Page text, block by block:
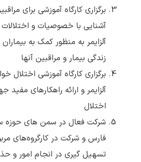
برگزاری کارگاه آموزشی برای
آشنایی با خصوصیات و اختلالات
آلزایمر به منظور کمک به
زندگی بیمار و مراقبین آنها
برگزاری کارگاه آموزشی اختلال
آلزایمر و ارائه راهکارهای
اختلال
شرکت فعال در سمن های حوزه
فارس و شرکت در کارگروه‌های
تسهیل گیری در انجام امور و